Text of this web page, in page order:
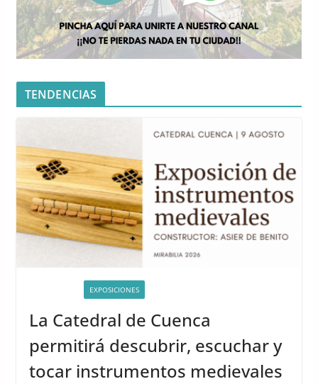
TENDENCIAS
EXPOSICIONES
La Catedral de Cuenca
permitirá descubrir, escuchar y
tocar instrumentos medievales